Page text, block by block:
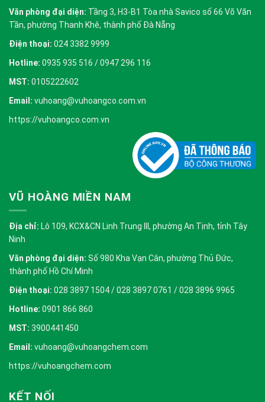
Văn phòng đại diện: Tầng 3, H3-B1 Tòa nhà Savico số 66 Võ Văn
Tần, phường Thanh Khê, thành phố Đà Nẵng
Điện thoại: 024 3382 9999
Hotline: 0935 935 516 / 0947 296 116
MST: 0105222602
Email: vuhoang@vuhoangco.com.vn
https://vuhoangco.com.vn
VŨ HOÀNG MIỀN NAM
Địa chỉ: Lô 109, KCX&CN Linh Trung III, phường An Tịnh, tỉnh Tây
Ninh
Văn phòng đại diện: Số 980 Kha Vạn Cân, phường Thủ Đức,
thành phố Hồ Chí Minh
Điện thoại: 028 3897 1504 / 028 3897 0761 / 028 3896 9965
Hotline: 0901 866 860
MST: 3900441450
Email: vuhoang@vuhoangchem.com
https://vuhoangchem.com
KẾT NỐI